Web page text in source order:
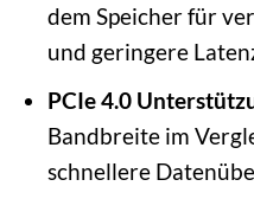
dem Speicher für
und geringere
PCIe 4.0
Bandbreite im
schnellere